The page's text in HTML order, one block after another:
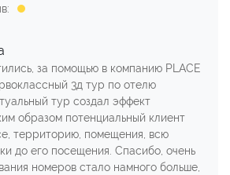
за помощью в компанию PLACE
3д тур по отелю
тур создал эффект
образом потенциальный клиент
территорию, помещения, всю
до его посещения. Спасибо, очень
номеров стало намного больше,